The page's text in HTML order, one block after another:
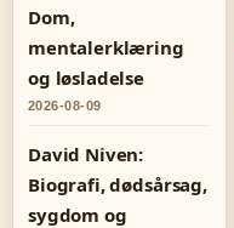
Dom,
mentalerklæring
og løsladelse
2026-08-09
David Niven:
Biografi, dødsårsag,
sygdom og